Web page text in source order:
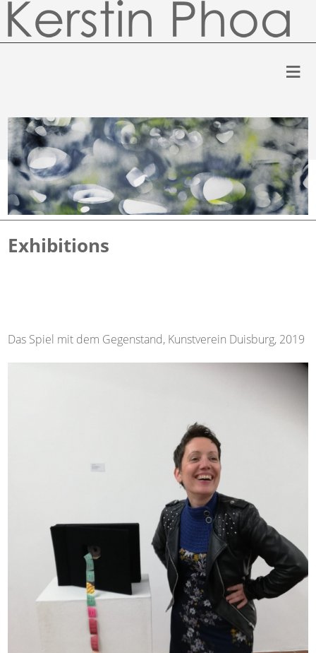
Exhibitions
Das Spiel mit dem Gegenstand, Kunstverein Duisburg, 2019